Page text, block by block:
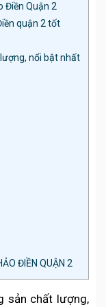
Điền Quận 2
quận 2 tốt
nổi bật nhất
ĐIỀN QUẬN 2
sản chất lượng,